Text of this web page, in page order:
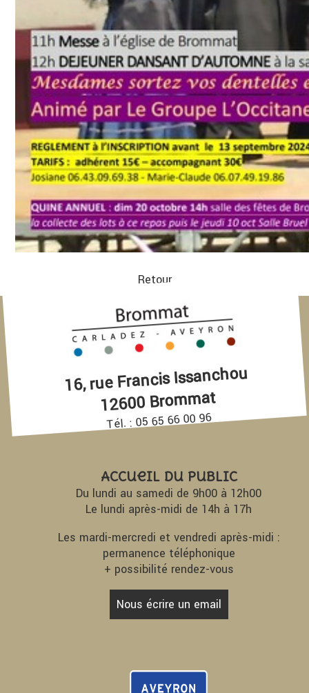
Retour
16, rue Francis Issanchou
12600 Brommat
Tél. : 05 65 66 00 96
Accueil du Public
Du lundi au samedi de 9h00 à 12h00
Le lundi après-midi de 14h à 17h
Les mardi-mercredi et vendredi après-midi :
permanence téléphonique
+ possibilité rendez-vous
Nous écrire un email